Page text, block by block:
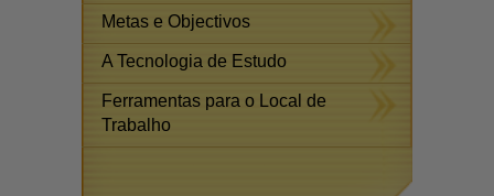
Metas e Objectivos
A Tecnologia de Estudo
Ferramentas para o Local de
Trabalho